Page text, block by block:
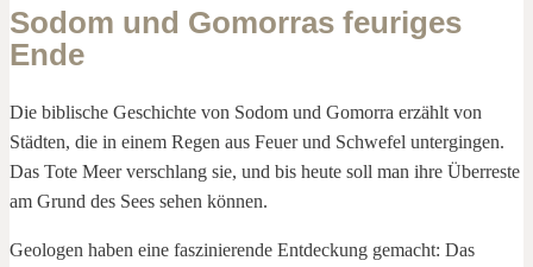
Sodom und Gomorras feuriges
Ende
Die biblische Geschichte von Sodom und Gomorra erzählt von
Städten, die in einem Regen aus Feuer und Schwefel untergingen.
Das Tote Meer verschlang sie, und bis heute soll man ihre Überreste
am Grund des Sees sehen können.
Geologen haben eine faszinierende Entdeckung gemacht: Das